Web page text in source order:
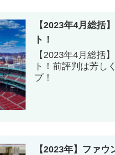
【2023年4月総括
ト！
【2023年4月総括
ト！前評判は芳し
プ！
【2023年】ファ